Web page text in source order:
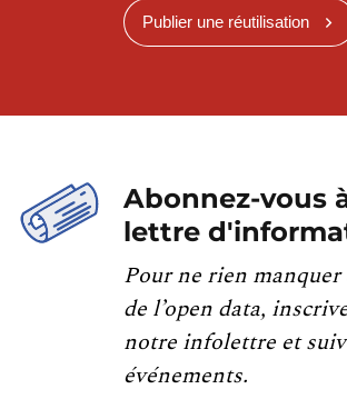
Publier une réutilisation
Abonnez-vous
lettre
Pour ne rien manquer
de l’open data,
notre infolettre et
événements.